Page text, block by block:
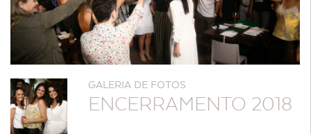
GALERIA DE FOTOS
ENCERRAMENTO 2018